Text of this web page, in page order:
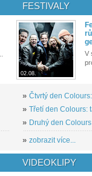
FESTIVALY
02.08.
V
» Čtvrtý den
» Třetí den Colours:
» Druhý den
» zobrazit více...
VIDEOKLIPY